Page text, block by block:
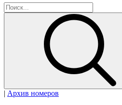
| Архив номеров